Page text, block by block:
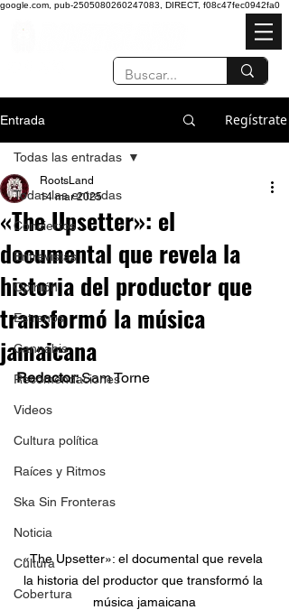
google.com, pub-2505080260247083, DIRECT, f08c47fec0942fa0
Entrada Regístrate
Todas las entradas
Conciertos
Entrevistas
Opinión
Estrenos
Cannabis
Recomendaciones
Videos
Cultura política
Raíces y Ritmos
Ska Sin Fronteras
Noticia
Cultura
Cobertura
Todas las entradas
«The Upsetter»: el
documental que revela la
historia del productor que
transformó la música
jamaicana
RootsLand
14 mar 2025
Redactor: Sam Torne
«The Upsetter»: el documental que revela
la historia del productor que transformó la
música jamaicana